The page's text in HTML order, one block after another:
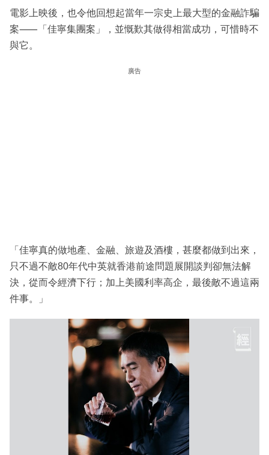
電影上映後，也令他回想起當年一宗史上最大型的金融詐騙
案⸺「佳寧集團案」，並慨歎其做得相當成功，可惜時不
與它。
廣告
「佳寧真的做地產、金融、旅遊及酒樓，甚麼都做到出來，
只不過不敵80年代中英就香港前途問題展開談判卻無法解
決，從而令經濟下行；加上美國利率高企，最後敵不過這兩
件事。」